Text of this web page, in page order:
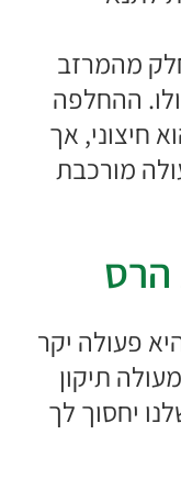
מהמרזב
ההחלפה
חיצוני, אך
מורכבת
הרס
פעולה יקר
תיקון
יחסוך לך